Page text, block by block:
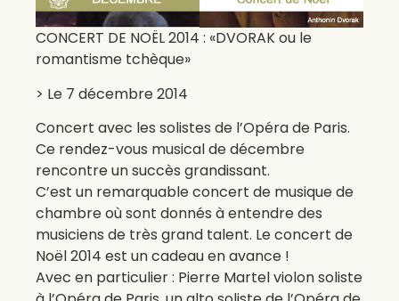
CONCERT DE NOËL 2014 : «DVORAK ou le
romantisme tchèque»
> Le 7 décembre 2014
Concert avec les solistes de l’Opéra de Paris.
Ce rendez-vous musical de décembre
rencontre un succès grandissant.
C’est un remarquable concert de musique de
chambre où sont donnés à entendre des
musiciens de très grand talent. Le concert de
Noël 2014 est un cadeau en avance !
Avec en particulier : Pierre Martel violon soliste